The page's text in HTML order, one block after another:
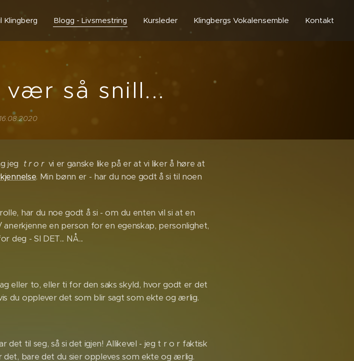
Klingberg Blogg - Livsmestring Kursleder Klingbergs Vokalensemble Kontakt
så snill...
16.08.2020
jeg t r o r vi er ganske like på er at vi liker å høre at
. Min bønn er - har du noe godt å si til noen
har du noe godt å si - om du enten vil si at en
en person for en egenskap, personlighet,
deg - SI DET... NÅ...
eller to, eller ti for den saks skyld, hvor godt er det
du opplever det som blir sagt som ekte og ærlig.
det til seg, så si det igjen! Allikevel - jeg t r o r faktisk
bare det du sier oppleves som ekte og ærlig.